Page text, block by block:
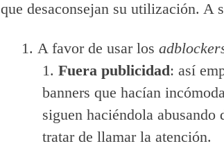
que desaconsejan su utilización. A
A favor de usar los
Fuera publicidad: así
banners que hacían
siguen haciéndola
tratar de llamar la atención.